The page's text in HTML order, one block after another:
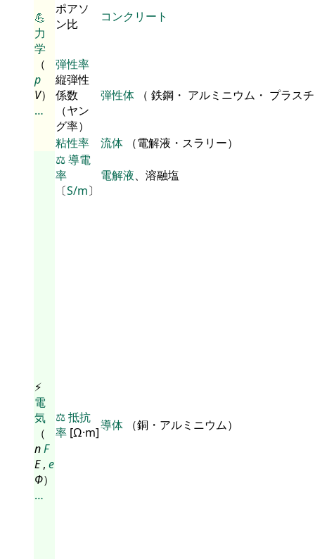
💪
力
学
（
p
V）
…
ポアソ
ン比
コンクリート
弾性率
縦弾性
係数
（ヤン
グ率）
弾性体 （ 鉄鋼・ アルミニウム・ プラス
粘性率 流体 （電解液・スラリー）
⚡
電
気
（
nF
E, e
Φ）
…
⚖️導電
率
〔S/m〕
電解液、溶融塩
⚖️抵抗
率 [Ω·m]導体 （銅・アルミニウム）